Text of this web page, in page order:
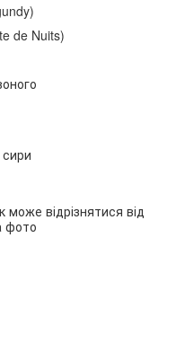
de Nuits)
сири
може відрізнятися від
фото